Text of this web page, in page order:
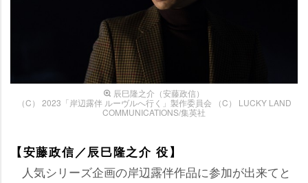
辰巳隆之介（安藤政信）
（C） 2023「岸辺露伴 ルーヴルへ行く」製作委員会 （C） LUCKY LAND
COMMUNICATIONS/集英社
【安藤政信／辰巳隆之介 役】
人気シリーズ企画の岸辺露伴作品に参加が出来てと